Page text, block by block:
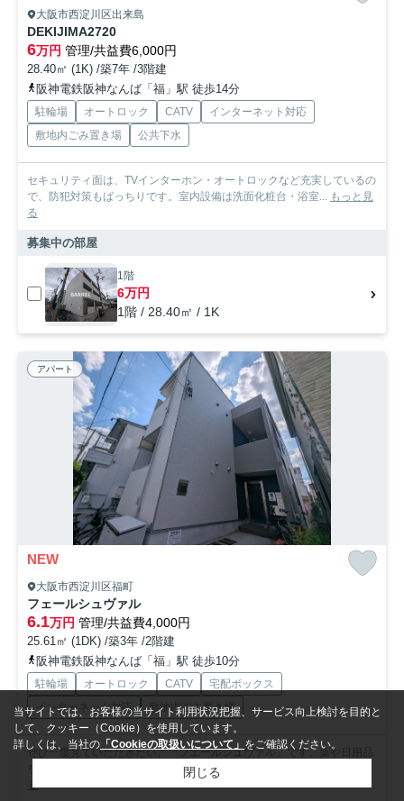
大阪市西淀川区出来島
DEKIJIMA2720
6万円 管理/共益費6,000円
28.40㎡ (1K) /築7年 /3階建
阪神電鉄阪神なんば「福」駅 徒歩14分
駐輪場 オートロック CATV
インターネット対応
敷地内ごみ置き場
公共下水
セキュリティ面は、TVインターホン・オートロックなど充実しているの
で、防犯対策もばっちりです。室内設備は洗面化粧台・浴室...
もっと見
る
募集中の部屋
1階
6万円
1階 / 28.40㎡ / 1K
アパート
NEW
大阪市西淀川区福町
フェールシュヴァル
6.1万円 管理/共益費4,000円
25.61㎡ (1DK) /築3年 /2階建
阪神電鉄阪神なんば「福」駅 徒歩10分
駐輪場 オートロック CATV
宅配ボックス
インターネット対応
敷地内ごみ置き場
ぜひ一度見ていただきたい、「フェールシュヴァル」です。薬や日用品
を買うのに便利な木村薬品店まで、224mです。お手入れし...
る
当サイトでは、お客様の当サイト利用状況把握、サービス向上検討を目的と
して、クッキー（Cookie）を使用しています。
詳しくは、当社の 「Cookieの取扱いについて」 をご確認ください。
閉じる